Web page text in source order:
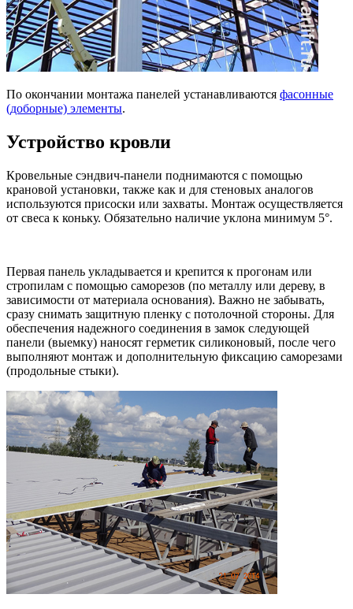
По окончании монтажа панелей устанавливаются фасонные
(доборные) элементы.
Устройство кровли
Кровельные сэндвич-панели поднимаются с помощью
крановой установки, также как и для стеновых аналогов
используются присоски или захваты. Монтаж осуществляется
от свеса к коньку. Обязательно наличие уклона минимум 5°.
Первая панель укладывается и крепится к прогонам или
стропилам с помощью саморезов (по металлу или дереву, в
зависимости от материала основания). Важно не забывать,
сразу снимать защитную пленку с потолочной стороны. Для
обеспечения надежного соединения в замок следующей
панели (выемку) наносят герметик силиконовый, после чего
выполняют монтаж и дополнительную фиксацию саморезами
(продольные стыки).